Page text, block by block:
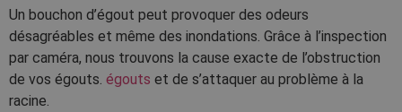
Un bouchon d’égout peut provoquer des odeurs
désagréables et même des inondations. Grâce à l’inspection
par caméra, nous trouvons la cause exacte de l’obstruction
de vos égouts. égouts et de s’attaquer au problème à la
racine.